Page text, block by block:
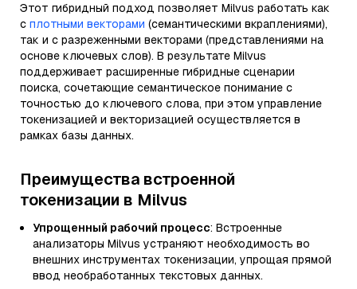
Этот гибридный подход позволяет Milvus работать как
с плотными векторами (семантическими вкраплениями),
так и с разреженными векторами (представлениями на
основе ключевых слов). В результате Milvus
поддерживает расширенные гибридные сценарии
поиска, сочетающие семантическое понимание с
точностью до ключевого слова, при этом управление
токенизацией и векторизацией осуществляется в
рамках базы данных.
Преимущества встроенной
токенизации в Milvus
Упрощенный рабочий процесс: Встроенные
анализаторы Milvus устраняют необходимость во
внешних инструментах токенизации, упрощая прямой
ввод необработанных текстовых данных.